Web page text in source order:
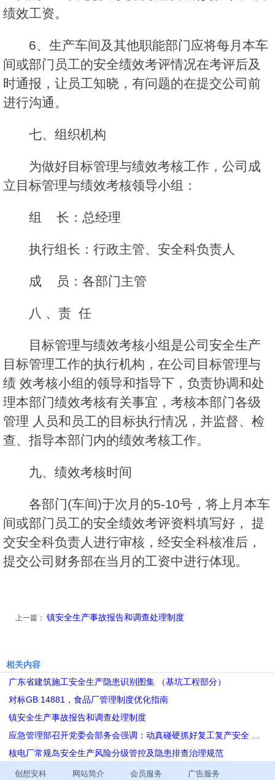
绩效工资。
6、生产车间及其他职能部门应将每月本车
间或部门员工的安全绩效考评情况在考评后及
时通报，让员工知晓，有问题的在提交公司前
进行沟通。
七、组织机构
为做好目标管理与绩效考核工作，公司成
立目标管理与绩效考核领导小组：
组 长：总经理
执行组长：行政主管、安全科负责人
成 员：各部门主管
八 、责 任
目标管理与绩效考核小组是公司安全生产
目标管理工作的执行机构，在公司目标管理与
绩 效考核小组的领导和指导下，负责协调和处
理本部门绩效考核有关事宜，考核本部门各级
管理 人员和员工的目标执行情况，并监督、检
查、指导本部门内的绩效考核工作。
九、绩效考核时间
各部门(车间)于次月的5-10号，将上月本车
间或部门员工的安全绩效考评资料填写好， 提
交安全科负责人进行审核，经安全科核准后，
提交公司财务部在当月的工资中进行体现。
上一篇： 镇安全生产事故报告和调查处理制度
相关内容
广东省建筑施工安全生产隐患识别图集 （基坑工程部分）
对标GB 14881，食品厂管理制度优化指南
镇安全生产事故报告和调查处理制度
应急管理部召开党委会部务会强调：动真碰硬抓好复工复产安全 …
核电厂常规岛安全生产风险分级管控及隐患排查治理规范
创想安科 网站简介 会员服务 广告服务